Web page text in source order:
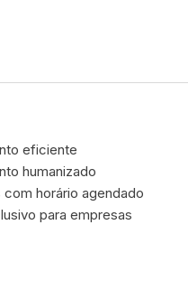
eficiente
humanizado
com horário agendado
para empresas